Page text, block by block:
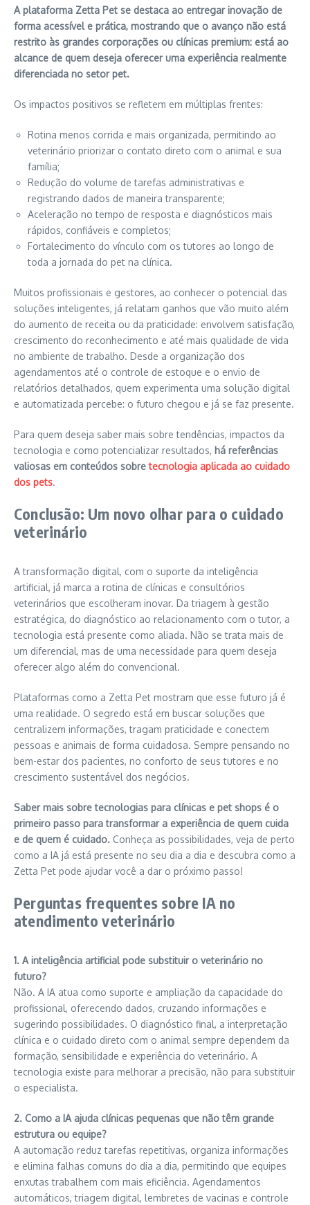
A plataforma Zetta Pet se destaca ao entregar inovação de
forma acessível e prática, mostrando que o avanço não está
restrito às grandes corporações ou clínicas premium: está ao
alcance de quem deseja oferecer uma experiência realmente
diferenciada no setor pet.
Os impactos positivos se refletem em múltiplas frentes:
Rotina menos corrida e mais organizada, permitindo ao
veterinário priorizar o contato direto com o animal e sua
família;
Redução do volume de tarefas administrativas e
registrando dados de maneira transparente;
Aceleração no tempo de resposta e diagnósticos mais
rápidos, confiáveis e completos;
Fortalecimento do vínculo com os tutores ao longo de
toda a jornada do pet na clínica.
Muitos profissionais e gestores, ao conhecer o potencial das
soluções inteligentes, já relatam ganhos que vão muito além
do aumento de receita ou da praticidade: envolvem satisfação,
crescimento do reconhecimento e até mais qualidade de vida
no ambiente de trabalho. Desde a organização dos
agendamentos até o controle de estoque e o envio de
relatórios detalhados, quem experimenta uma solução digital
e automatizada percebe: o futuro chegou e já se faz presente.
Para quem deseja saber mais sobre tendências, impactos da
tecnologia e como potencializar resultados, há referências
valiosas em conteúdos sobre tecnologia aplicada ao cuidado
dos pets.
Conclusão: Um novo olhar para o cuidado
veterinário
A transformação digital, com o suporte da inteligência
artificial, já marca a rotina de clínicas e consultórios
veterinários que escolheram inovar. Da triagem à gestão
estratégica, do diagnóstico ao relacionamento com o tutor, a
tecnologia está presente como aliada. Não se trata mais de
um diferencial, mas de uma necessidade para quem deseja
oferecer algo além do convencional.
Plataformas como a Zetta Pet mostram que esse futuro já é
uma realidade. O segredo está em buscar soluções que
centralizem informações, tragam praticidade e conectem
pessoas e animais de forma cuidadosa. Sempre pensando no
bem-estar dos pacientes, no conforto de seus tutores e no
crescimento sustentável dos negócios.
Saber mais sobre tecnologias para clínicas e pet shops é o
primeiro passo para transformar a experiência de quem cuida
e de quem é cuidado. Conheça as possibilidades, veja de perto
como a IA já está presente no seu dia a dia e descubra como a
Zetta Pet pode ajudar você a dar o próximo passo!
Perguntas frequentes sobre IA no
atendimento veterinário
1. A inteligência artificial pode substituir o veterinário no
futuro?
Não. A IA atua como suporte e ampliação da capacidade do
profissional, oferecendo dados, cruzando informações e
sugerindo possibilidades. O diagnóstico final, a interpretação
clínica e o cuidado direto com o animal sempre dependem da
formação, sensibilidade e experiência do veterinário. A
tecnologia existe para melhorar a precisão, não para substituir
o especialista.
2. Como a IA ajuda clínicas pequenas que não têm grande
estrutura ou equipe?
A automação reduz tarefas repetitivas, organiza informações
e elimina falhas comuns do dia a dia, permitindo que equipes
enxutas trabalhem com mais eficiência. Agendamentos
automáticos, triagem digital, lembretes de vacinas e controle